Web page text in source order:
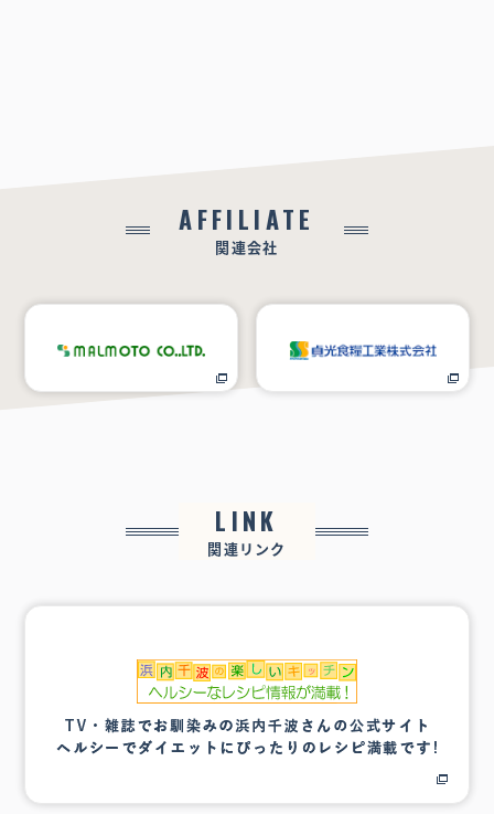
AFFILIATE
関連会社
LINK
関連リンク